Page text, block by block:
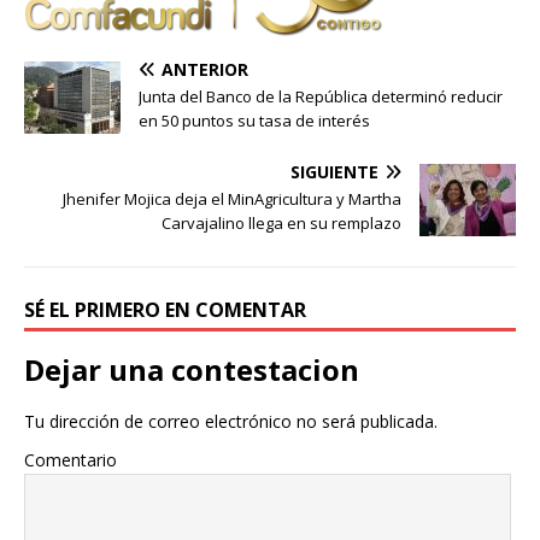
ANTERIOR
Junta del Banco de la República determinó reducir
en 50 puntos su tasa de interés
SIGUIENTE
Jhenifer Mojica deja el MinAgricultura y Martha
Carvajalino llega en su remplazo
SÉ EL PRIMERO EN COMENTAR
Dejar una contestacion
Tu dirección de correo electrónico no será publicada.
Comentario